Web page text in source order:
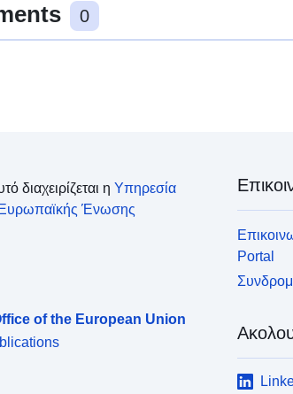
0
διαχειρίζεται η Υπηρεσία
Ένωσης
of the European Union
Portal